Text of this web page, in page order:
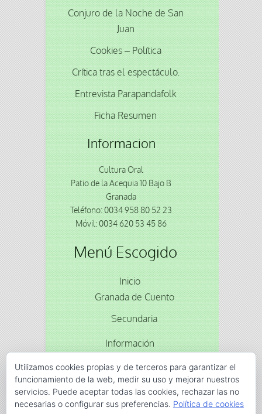
Conjuro de la Noche de San
Juan
Cookies – Política
Crítica tras el espectáculo.
Entrevista Parapandafolk
Ficha Resumen
Informacion
Cultura Oral
Patio de la Acequia 10 Bajo B
Granada
Teléfono: 0034 958 80 52 23
Móvil: 0034 620 53 45 86
Menú Escogido
Inicio
Granada de Cuento
Secundaria
Información
Reservas
Animacion cuentos gran via Moriscos Olagüe
titeres
Utilizamos cookies propias y de terceros para garantizar el
funcionamiento de la web, medir su uso y mejorar nuestros
servicios. Puede aceptar todas las cookies, rechazar las no
necesarias o configurar sus preferencias. Política de cookies